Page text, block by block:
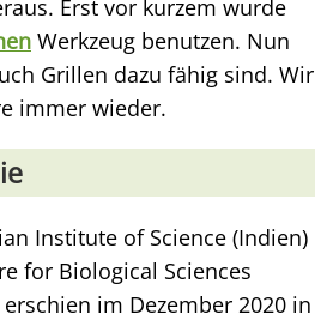
Erst vor kurzem wurde
Werkzeug benutzen. Nun
Grillen dazu fähig sind. Wir
immer wieder.
Institute of Science (Indien)
for Biological Sciences
im Dezember 2020 in